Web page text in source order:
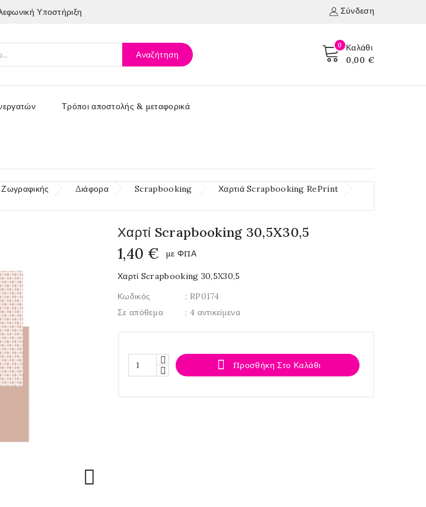
Υποστήριξη Σύνδεση
0
Καλάθι
0,00 €
Αναζήτηση
Τρόποι αποστολής & μεταφορικά
Ζωγραφικής Διάφορα Scrapbooking
Χαρτιά Scrapbooking RePrint

Χαρτί Scrapbooking 30,5X30,5
1,40 € με ΦΠΑ
Χαρτί Scrapbooking 30,5X30,5
Κωδικός
: RP0174
Σε απόθεμα
: 4 αντικείμενα
 Προσθήκη Στο Καλάθι